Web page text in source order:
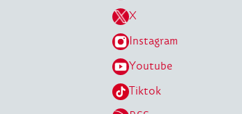
X
Instagram
Youtube
Tiktok